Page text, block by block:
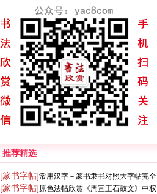
推荐精选
[篆书字帖]常用汉字－篆书隶书对照大字帖完全
本
[篆书字帖]原色法帖欣赏《周宣王石鼓文》中权